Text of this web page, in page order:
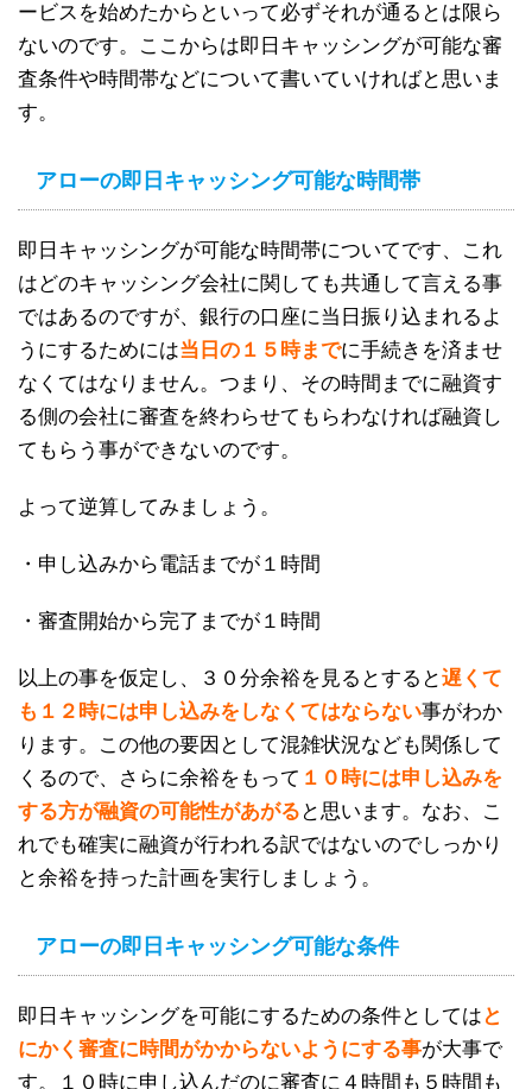
ービスを始めたからといって必ずそれが通るとは限ら
ないのです。ここからは即日キャッシングが可能な審
査条件や時間帯などについて書いていければと思いま
す。
アローの即日キャッシング可能な時間帯
即日キャッシングが可能な時間帯についてです、これ
はどのキャッシング会社に関しても共通して言える事
ではあるのですが、銀行の口座に当日振り込まれるよ
うにするためには当日の１５時までに手続きを済ませ
なくてはなりません。つまり、その時間までに融資す
る側の会社に審査を終わらせてもらわなければ融資し
てもらう事ができないのです。
よって逆算してみましょう。
・申し込みから電話までが１時間
・審査開始から完了までが１時間
以上の事を仮定し、３０分余裕を見るとすると遅くて
も１２時には申し込みをしなくてはならない事がわか
ります。この他の要因として混雑状況なども関係して
くるので、さらに余裕をもって １０時には申し込みを
する方が融資の可能性があがる と思います。なお、こ
れでも確実に融資が行われる訳ではないのでしっかり
と余裕を持った計画を実行しましょう。
アローの即日キャッシング可能な条件
即日キャッシングを可能にするための条件としては と
にかく審査に時間がかからないようにする事が大事で
す。１０時に申し込んだのに審査に４時間も５時間も